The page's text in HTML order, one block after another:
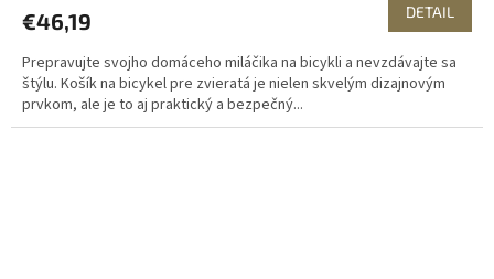
€46,19 DETAIL
Prepravujte svojho domáceho miláčika na bicykli a nevzdávajte sa
štýlu. Košík na bicykel pre zvieratá je nielen skvelým dizajnovým
prvkom, ale je to aj praktický a bezpečný...